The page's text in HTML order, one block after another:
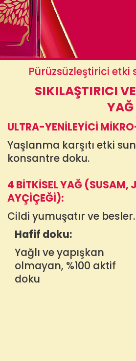
Pürüzsüzleştirici etki
SIKILAŞTIRICI
YAĞ
ULTRA-YENİLEYİCİ
Yaşlanma karşıtı etki
konsantre doku.
4 BİTKİSEL YAĞ
AYÇİÇEĞİ):
Cildi yumuşatır ve besler.
Hafif doku:
Yağlı ve yapışkan
olmayan, %100 aktif
doku